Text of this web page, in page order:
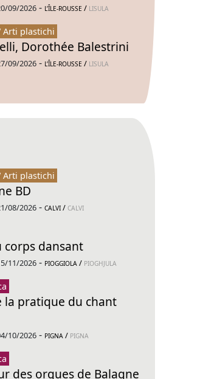
09/2026 - L’ÎLE-ROUSSE / LISULA
Arti plastichi
Dorothée Balestrini
09/2026 - L’ÎLE-ROUSSE / LISULA
Arti plastichi
BD
08/2026 - CALVI / CALVI
corps dansant
11/2026 - PIOGGIOLA / PIOGHJULA
la pratique du chant
10/2026 - PIGNA / PIGNA
des orgues de Balagne